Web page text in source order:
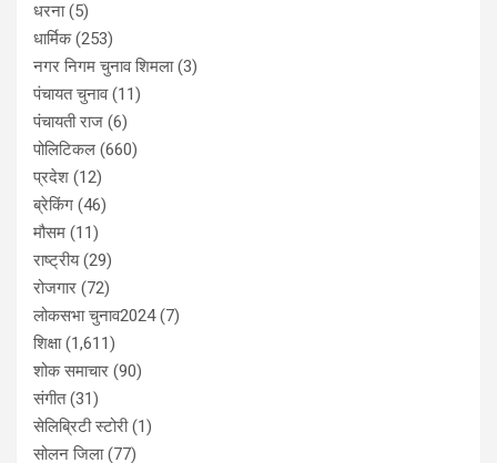
धरना(5)
धार्मिक(253)
नगर निगम चुनाव शिमला(3)
पंचायत चुनाव(11)
पंचायती राज (6)
पोलिटिकल (660)
प्रदेश (12)
ब्रेकिंग (46)
मौसम (11)
राष्ट्रीय(29)
रोजगार (72)
लोकसभा चुनाव2024(7)
शिक्षा(1,611)
शोक समाचार (90)
संगीत(31)
सेलिब्रिटी स्टोरी(1)
सोलन जिला(77)